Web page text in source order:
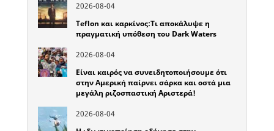
2026-08-04
Teflon και καρκίνος:Τι αποκάλυψε η
πραγματική υπόθεση του Dark Waters
2026-08-04
Είναι καιρός να συνειδητοποιήσουμε ότι
στην Αμερική παίρνει σάρκα και οστά μια
μεγάλη ριζοσπαστική Αριστερά!
2026-08-04